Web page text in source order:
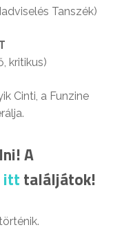
Tanszék)
kritikus)
Cinti, a Funzine
A
itt találjátok!